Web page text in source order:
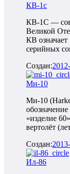
КВ-1с
КВ-1С —
Великой
КВ
серийных
Создан:
Ми-10
Ми-10
«изделие
вертолёт
Создан:
Ил-86